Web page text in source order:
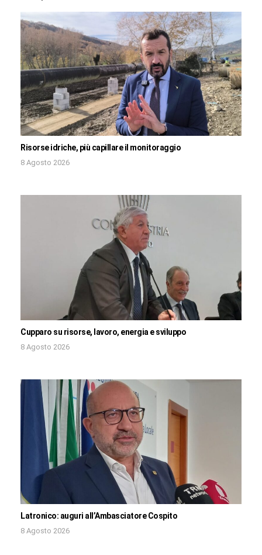
Risorse idriche, più capillare il monitoraggio
8 Agosto 2026
Cupparo su risorse, lavoro, energia e sviluppo
8 Agosto 2026
Latronico: auguri all’Ambasciatore Cospito
8 Agosto 2026